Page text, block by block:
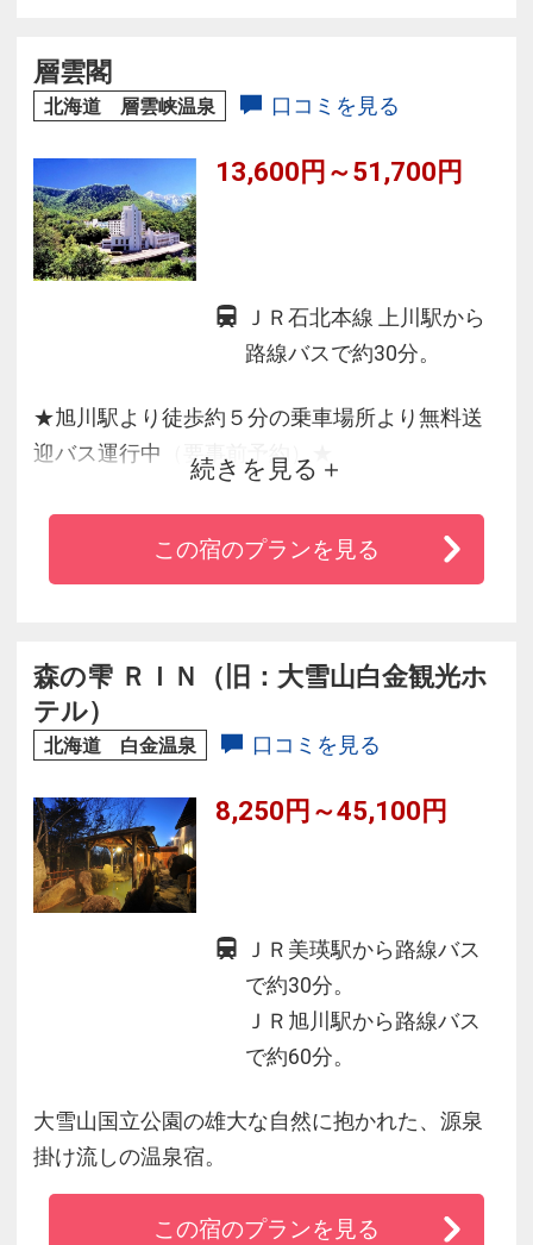
体の内外から富良野をご堪能ください。
11月と4月は休館いたします
層雲閣
北海道 層雲峡温泉 口コミを見る
13,600円～51,700円
ＪＲ石北本線 上川駅から
路線バスで約30分。
★旭川駅より徒歩約５分の乗車場所より無料送
迎バス運行中（要事前予約）★
＊全室空気清浄機完備
＊５階 峡谷露天風呂 ～毎分約８００リットル！
続きを見る
この宿のプランを見る
森の雫 ＲＩＮ（旧：大雪山白金観光ホ
テル）
北海道 白金温泉 口コミを見る
8,250円～45,100円
ＪＲ美瑛駅から路線バス
で約30分。
ＪＲ旭川駅から路線バス
で約60分。
大雪山国立公園の雄大な自然に抱かれた、源泉
掛け流しの温泉宿。
この宿のプランを見る